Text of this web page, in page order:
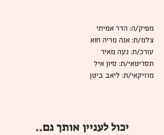
מפיק/ה: הדר אמיתי
צלמ/ת: אנה מריה חוא
עורכ/ת: נעה מאיר
תסריטאי/ת: סיון איל
מוזיקאי/ת: ליאב ביטן
יכול לעניין אותך גם..